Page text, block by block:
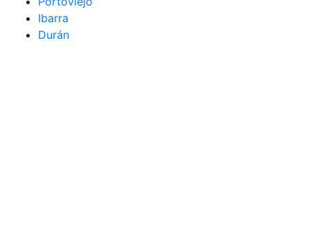
Ibarra
Durán